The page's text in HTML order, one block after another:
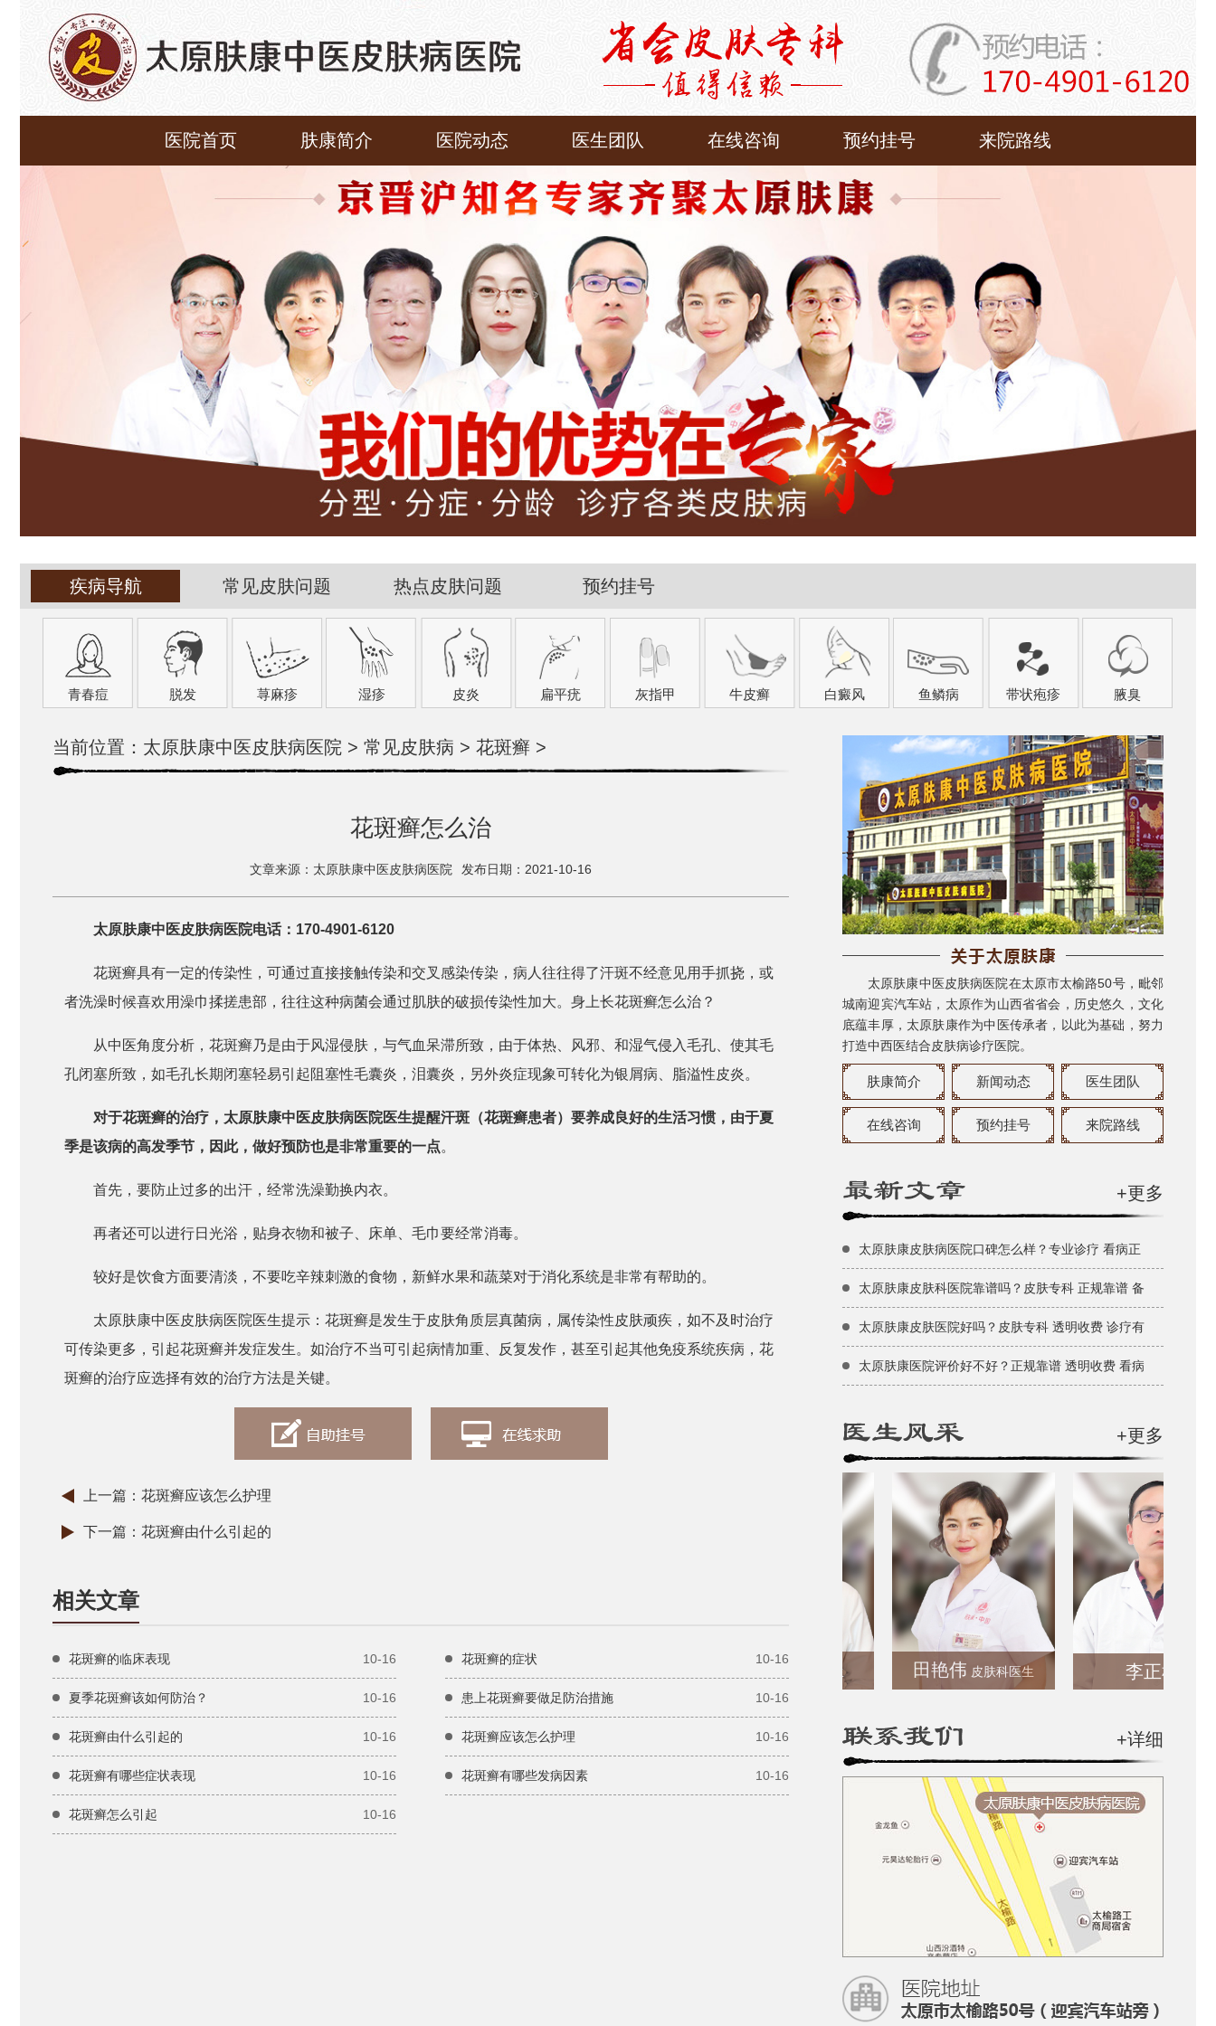
医院首页 肤康简介 医院动态 医生团队 在线咨询 预约挂号 来院路线
疾病导航 常见皮肤问题 热点皮肤问题 预约挂号
青春痘 脱发 荨麻疹 湿疹 皮炎 扁平疣 灰指甲 牛皮癣 白癜风 鱼鳞病 带状疱疹 腋臭
当前位置： 太原肤康中医皮肤病医院 > 常见皮肤病 > 花斑癣 >
花斑癣怎么治
文章来源：太原肤康中医皮肤病医院 发布日期：2021-10-16
太原肤康中医皮肤病医院电话：170-4901-6120
花斑癣具有一定的传染性，可通过直接接触传染和交叉感染传染，病人往往得了汗斑不经意见用手抓挠，或
者洗澡时候喜欢用澡巾揉搓患部，往往这种病菌会通过肌肤的破损传染性加大。身上长花斑癣怎么治？
从中医角度分析，花斑癣乃是由于风湿侵肤，与气血呆滞所致，由于体热、风邪、和湿气侵入毛孔、使其毛
孔闭塞所致，如毛孔长期闭塞轻易引起阻塞性毛囊炎，泪囊炎，另外炎症现象可转化为银屑病、脂溢性皮炎。
对于花斑癣的治疗，太原肤康中医皮肤病医院医生提醒汗斑（花斑癣患者）要养成良好的生活习惯，由于夏
季是该病的高发季节，因此，做好预防也是非常重要的一点。
首先，要防止过多的出汗，经常洗澡勤换内衣。
再者还可以进行日光浴，贴身衣物和被子、床单、毛巾要经常消毒。
较好是饮食方面要清淡，不要吃辛辣刺激的食物，新鲜水果和蔬菜对于消化系统是非常有帮助的。
太原肤康中医皮肤病医院医生提示：花斑癣是发生于皮肤角质层真菌病，属传染性皮肤顽疾，如不及时治疗
可传染更多，引起花斑癣并发症发生。如治疗不当可引起病情加重、反复发作，甚至引起其他免疫系统疾病，花
斑癣的治疗应选择有效的治疗方法是关键。
上一篇： 花斑癣应该怎么护理
下一篇： 花斑癣由什么引起的
相关文章
花斑癣的临床表现 10-16 花斑癣的症状 10-16
夏季花斑癣该如何防治？ 10-16 患上花斑癣要做足防治措施 10-16
花斑癣由什么引起的 10-16 花斑癣应该怎么护理 10-16
花斑癣有哪些症状表现 10-16 花斑癣有哪些发病因素 10-16
花斑癣怎么引起 10-16
太原肤康中医皮肤病医院在太原市太榆路50号，毗邻
城南迎宾汽车站，太原作为山西省省会，历史悠久，文化
底蕴丰厚，太原肤康作为中医传承者，以此为基础，努力
打造中西医结合皮肤病诊疗医院。
肤康简介 新闻动态 医生团队
在线咨询 预约挂号 来院路线
+更多
太原肤康皮肤病医院口碑怎么样？专业诊疗 看病正
太原肤康皮肤科医院靠谱吗？皮肤专科 正规靠谱 备
太原肤康皮肤医院好吗？皮肤专科 透明收费 诊疗有
太原肤康医院评价好不好？正规靠谱 透明收费 看病
+更多
田艳伟 皮肤科医生 李正彬
+详细